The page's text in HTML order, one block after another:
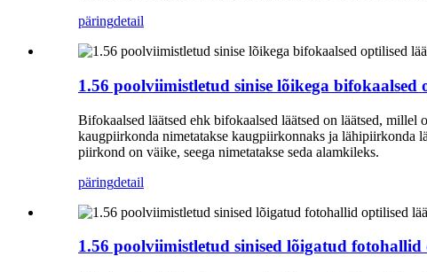
päringdetail
1.56 poolviimistletud sinise lõikega bifokaalsed
Bifokaalsed läätsed ehk bifokaalsed läätsed on läätsed,
kaugpiirkonda nimetatakse kaugpiirkonnaks ja lähipiirkonda
piirkond on väike, seega nimetatakse seda alamkileks.
päringdetail
1.56 poolviimistletud sinised lõigatud fotohallid